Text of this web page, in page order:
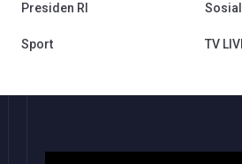
Presiden RI Sosial
Sport TV